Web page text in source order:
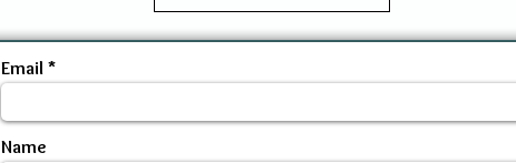
Email
Name